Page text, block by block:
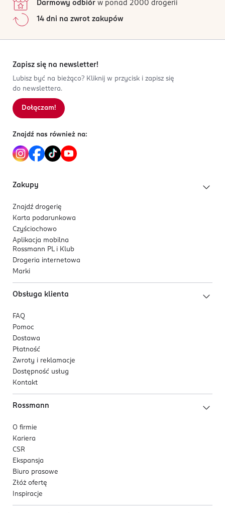
pętelka ułatwiająca wkładanie i wyjmowanie.
Korzyści stosowania kulek gejszy:
poprawa kontroli pęcherza,
profilaktyka przeciwko obniżeniu narządów
rodnych.
Jak używać produktu?
Wystarczy nosić kulki podczas codziennych
Już krótki 15-minutowy trening z wykorzystaniem
Satisfyer Strengthening Balls wykonywany codziennie
miednicy.
Darmowy odbiór w ponad 2000 drogerii
14 dni na zwrot zakupów
Zapisz się na newsletter!
Lubisz być na bieżąco? Kliknij w przycisk i zapisz się
do newslettera.
Dołączam!
Znajdź nas również na:
Zakupy
Znajdź drogerię
Karta podarunkowa
Czyściochowo
Aplikacja mobilna
Rossmann PL i Klub
Drogeria internetowa
Marki
Obsługa klienta
FAQ
Pomoc
Dostawa
Płatność
Zwroty i reklamacje
Dostępność usług
Kontakt
Rossmann
O firmie
Kariera
CSR
Ekspansja
Biuro prasowe
Złóż ofertę
Inspiracje